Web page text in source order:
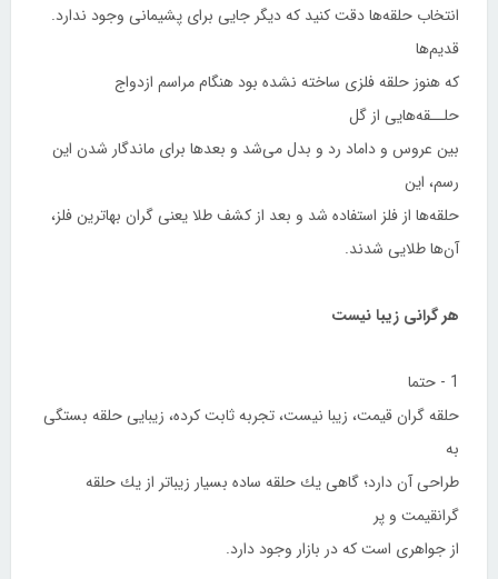
انتخاب حلقه‌ها دقت كنید كه دیگر جایی برای پشیمانی وجود ندارد.
قدیم‌ها
كه هنوز حلقه‌ فلزی ساخته نشده بود هنگام مراسم ازدواج
حلــقه‌هایی از گل
بین عروس و داماد رد و بدل می‌شد و بعدها برای ماندگار‌ شدن این
رسم، این
حلقه‌ها از فلز استفاده شد و بعد از كشف طلا یعنی گران‌ بها‌ترین فلز،
آن‌ها طلایی شدند.
هر گرانی زیبا نیست
1 - حتما
حلقه‌ گران‌ قیمت، زیبا نیست، تجربه ثابت كرده، زیبایی حلقه بستگی
به
طراحی آن دارد؛ گاهی یك حلقه ساده بسیار زیباتر از یك حلقه‌
گرانقیمت و پر
از جواهری است كه در بازار وجود دارد.